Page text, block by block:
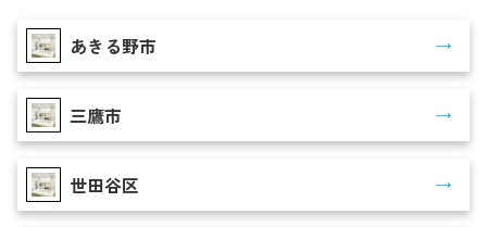
あきる野市
三鷹市
世田谷区